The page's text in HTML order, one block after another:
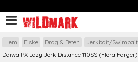
Hem Fiske Drag & Beten
Jerkbait/Swimbait
Daiwa PX Lazy Jerk Distance 110SS (Flera Färger)